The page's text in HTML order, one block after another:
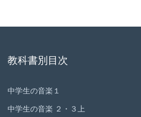
教科書別目次
中学生の音楽１
中学生の音楽 ２・３上